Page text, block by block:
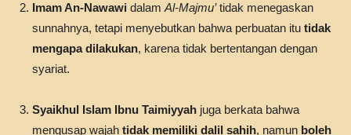
Imam An-Nawawi dalam Al-Majmu’tidak menegaskan
sunnahnya, tetapi menyebutkan bahwa perbuatan itu tidak
mengapa dilakukan, karena tidak bertentangan dengan
syariat.
Syaikhul Islam Ibnu Taimiyyah juga berkata bahwa
mengusap wajah tidak memiliki dalil sahih, namun boleh